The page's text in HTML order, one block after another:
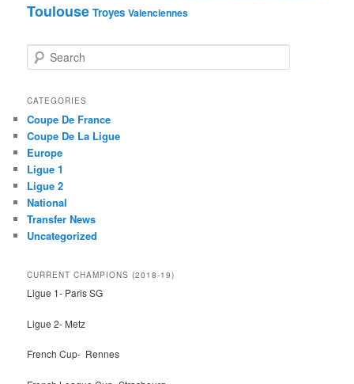
Toulouse Troyes Valenciennes
e
r
h
CATEGORIES
Coupe De France
Coupe De La Ligue
Europe
Ligue 1
Ligue 2
National
Transfer News
Uncategorized
CURRENT CHAMPIONS (2018-19)
Ligue 1- Paris SG
Ligue 2- Metz
French Cup- Rennes